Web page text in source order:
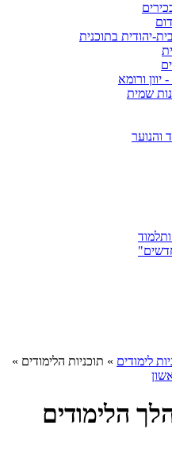
יהודית בתוכנית
ורומא
שמית
והנוער
לימודים » תוכניות הלימודים »
הלימודים